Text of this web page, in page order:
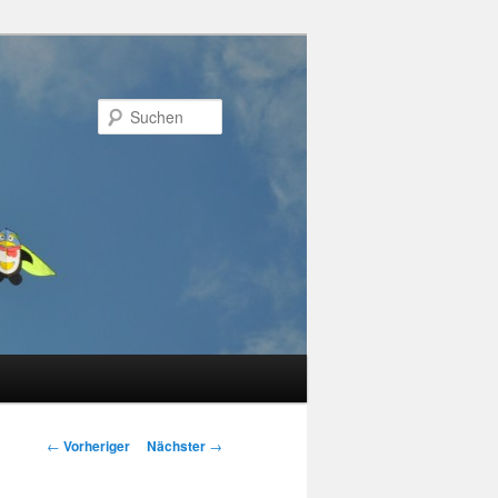
Beitragsnavigation
← Vorheriger Nächster →